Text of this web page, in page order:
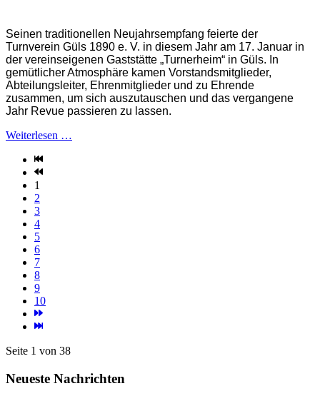
Seinen traditionellen Neujahrsempfang feierte der
Turnverein Güls 1890 e. V. in diesem Jahr am 17. Januar in
der vereinseigenen Gaststätte „Turnerheim“ in Güls. In
gemütlicher Atmosphäre kamen Vorstandsmitglieder,
Abteilungsleiter, Ehrenmitglieder und zu Ehrende
zusammen, um sich auszutauschen und das vergangene
Jahr Revue passieren zu lassen.
Weiterlesen …
1
2
3
4
5
6
7
8
9
10
Seite 1 von 38
Neueste Nachrichten